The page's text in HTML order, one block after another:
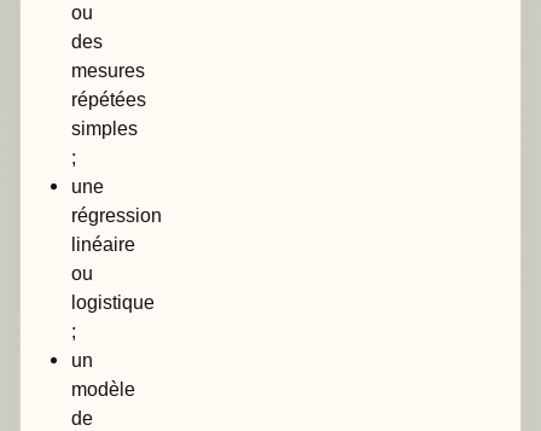
ou
des
mesures
répétées
simples
;
une
régression
linéaire
ou
logistique
;
un
modèle
de